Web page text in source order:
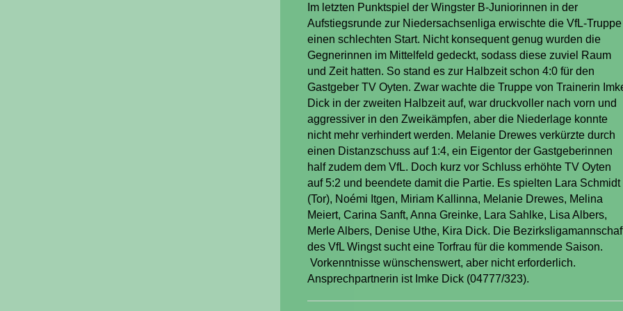
Im letzten Punktspiel der Wingster B-Juniorinnen in der
Aufstiegsrunde zur Niedersachsenliga erwischte die VfL-Truppe
einen schlechten Start. Nicht konsequent genug wurden die
Gegnerinnen im Mittelfeld gedeckt, sodass diese zuviel Raum
und Zeit hatten. So stand es zur Halbzeit schon 4:0 für den
Gastgeber TV Oyten. Zwar wachte die Truppe von Trainerin
Dick in der zweiten Halbzeit auf, war druckvoller nach vorn und
aggressiver in den Zweikämpfen, aber die Niederlage konnte
nicht mehr verhindert werden. Melanie Drewes verkürzte durch
einen Distanzschuss auf 1:4, ein Eigentor der Gastgeberinnen
half zudem dem VfL. Doch kurz vor Schluss erhöhte TV Oyten
auf 5:2 und beendete damit die Partie. Es spielten Lara Schmidt
(Tor), Noémi Itgen, Miriam Kallinna, Melanie Drewes, Melina
Meiert, Carina Sanft, Anna Greinke, Lara Sahlke, Lisa Albers,
Merle Albers, Denise Uthe, Kira Dick. Die
des VfL Wingst sucht eine Torfrau für die kommende Saison.
Vorkenntnisse wünschenswert, aber nicht erforderlich.
Ansprechpartnerin ist Imke Dick (04777/323).